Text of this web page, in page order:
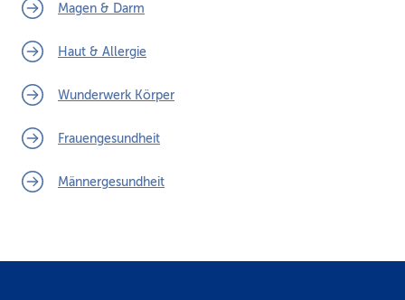
Magen & Darm
Haut & Allergie
Wunderwerk Körper
Frauengesundheit
Männergesundheit